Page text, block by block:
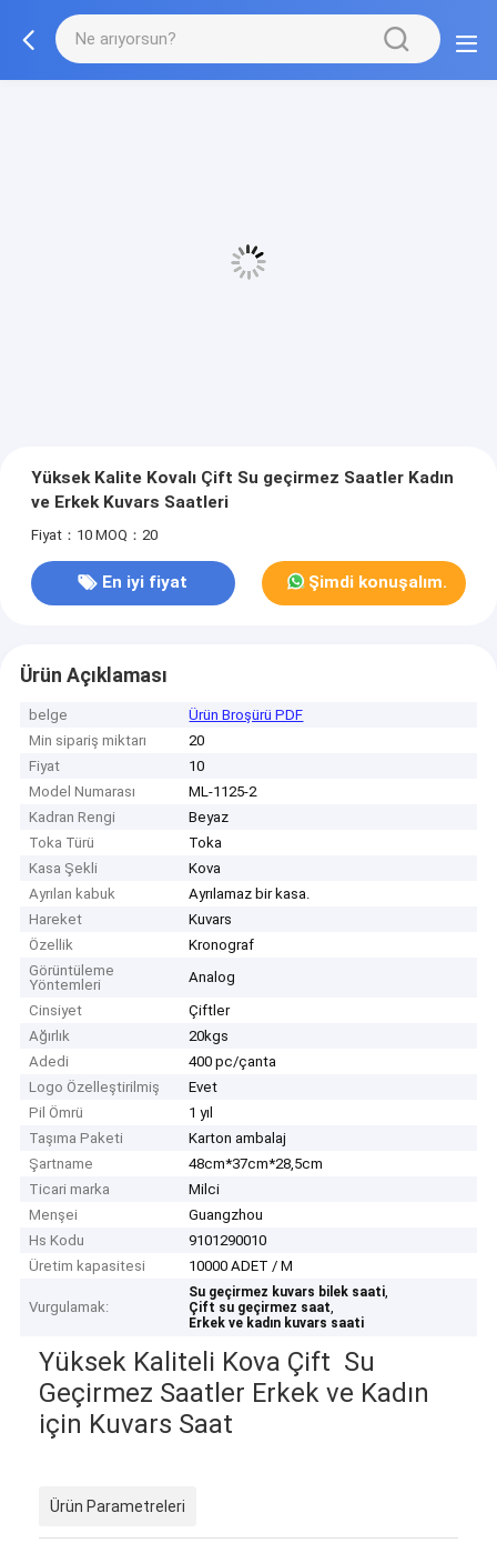
Yüksek Kalite Kovalı Çift Su geçirmez Saatler Kadın
ve Erkek Kuvars Saatleri
Fiyat：10 MOQ：20
En iyi fiyat Şimdi konuşalım.
Ürün Açıklaması
belge
Ürün Broşürü PDF
Min sipariş miktarı
20
Fiyat
10
Model Numarası
ML-1125-2
Kadran Rengi
Beyaz
Toka Türü
Toka
Kasa Şekli
Kova
Ayrılan kabuk
Ayrılamaz bir kasa.
Hareket
Kuvars
Özellik
Kronograf
Görüntüleme
Yöntemleri
Analog
Cinsiyet
Çiftler
Ağırlık
20kgs
Adedi
400 pc/çanta
Logo Özelleştirilmiş
Evet
Pil Ömrü
1 yıl
Taşıma Paketi
Karton ambalaj
Şartname
48cm*37cm*28,5cm
Ticari marka
Milci
Menşei
Guangzhou
Hs Kodu
9101290010
Üretim kapasitesi
10000 ADET / M
Vurgulamak:
Su geçirmez kuvars bilek saati,
Çift su geçirmez saat,
Erkek ve kadın kuvars saati
Yüksek Kaliteli Kova Çift Su
Geçirmez Saatler Erkek ve Kadın
için Kuvars Saat
Ürün Parametreleri